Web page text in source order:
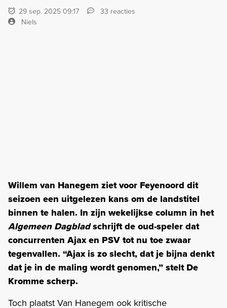
29 sep. 2025 09:17
33 reacties
Niels
Willem van Hanegem ziet voor Feyenoord dit
seizoen een uitgelezen kans om de landstitel
binnen te halen. In zijn wekelijkse column in het
Algemeen Dagbladschrijft de oud-speler dat
concurrenten Ajax en PSV tot nu toe zwaar
tegenvallen. “Ajax is zo slecht, dat je bijna denkt
dat je in de maling wordt genomen,” stelt De
Kromme scherp.
Toch plaatst Van Hanegem ook kritische